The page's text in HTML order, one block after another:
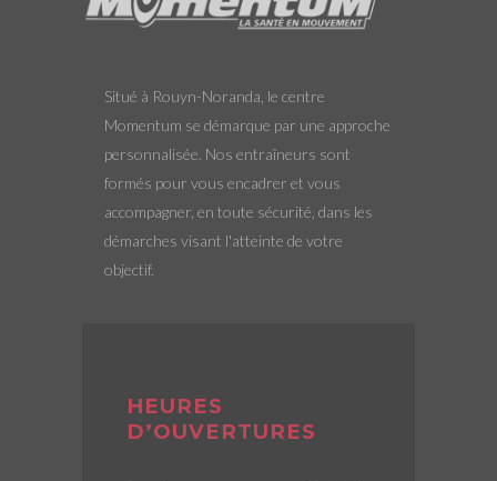
Situé à Rouyn-Noranda, le centre
Momentum se démarque par une approche
personnalisée. Nos entraîneurs sont
formés pour vous encadrer et vous
accompagner, en toute sécurité, dans les
démarches visant l'atteinte de votre
objectif.
HEURES
D’OUVERTURES